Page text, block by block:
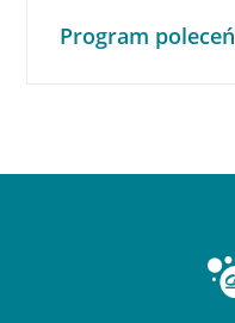
Program poleceń